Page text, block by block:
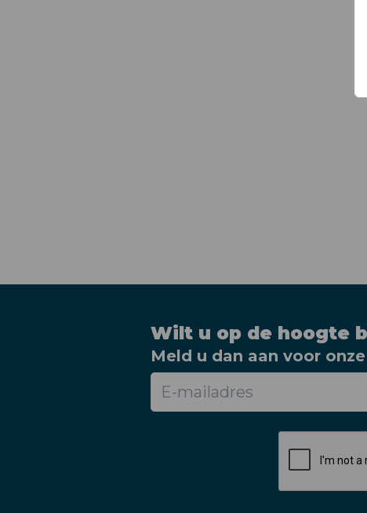
Wilt u op de hoogte
Meld u dan aan voor